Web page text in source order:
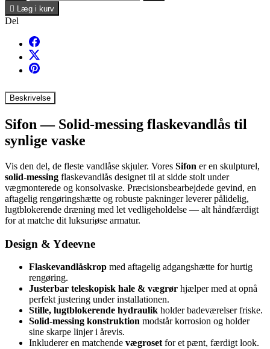
 Læg i kurv
Del
Beskrivelse
Sifon — Solid-messing flaskevandlås til
synlige vaske
Vis den del, de fleste vandlåse skjuler. Vores Sifon er en skulpturel,
solid-messing flaskevandlås designet til at sidde stolt under
vægmonterede og konsolvaske. Præcisionsbearbejdede gevind, en
aftagelig rengøringshætte og robuste pakninger leverer pålidelig,
lugtblokerende dræning med let vedligeholdelse — alt håndfærdigt
for at matche dit luksuriøse armatur.
Design & Ydeevne
Flaskevandlåskrop med aftagelig adgangshætte for hurtig
rengøring.
Justerbar teleskopisk hale & vægrør hjælper med at opnå
perfekt justering under installationen.
Stille, lugtblokerende hydraulik holder badeværelser friske.
Solid-messing konstruktion modstår korrosion og holder
sine skarpe linjer i årevis.
Inkluderer en matchende vægrosetfor et pænt, færdigt look.